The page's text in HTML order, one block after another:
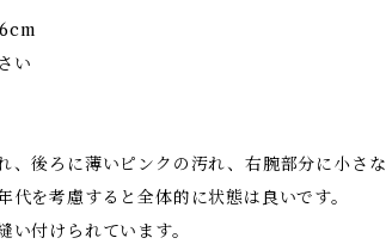
い
、後ろに薄いピンクの汚れ、右腕部分に小さな
代を考慮すると全体的に状態は良いです。
い付けられています。